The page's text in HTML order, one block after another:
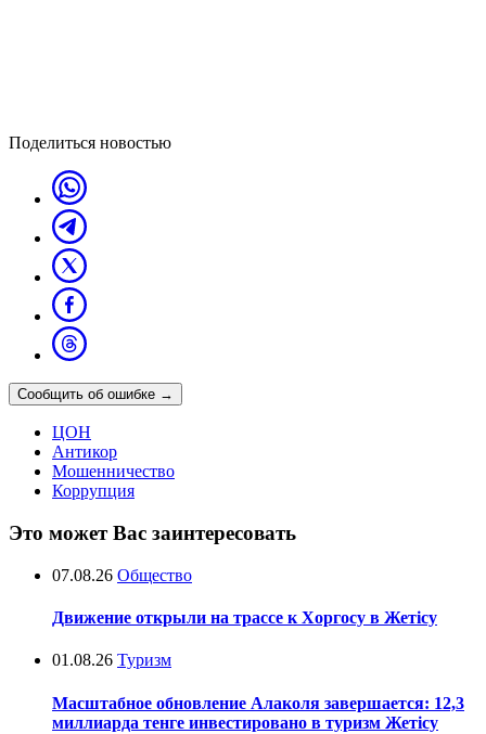
Поделиться новостью
Сообщить об ошибке →
ЦОН
Антикор
Мошенничество
Коррупция
Это может Вас заинтересовать
07.08.26 Общество
Движение открыли на трассе к Хоргосу в Жетісу
01.08.26 Туризм
Масштабное обновление Алаколя завершается: 12,3
миллиарда тенге инвестировано в туризм Жетісу